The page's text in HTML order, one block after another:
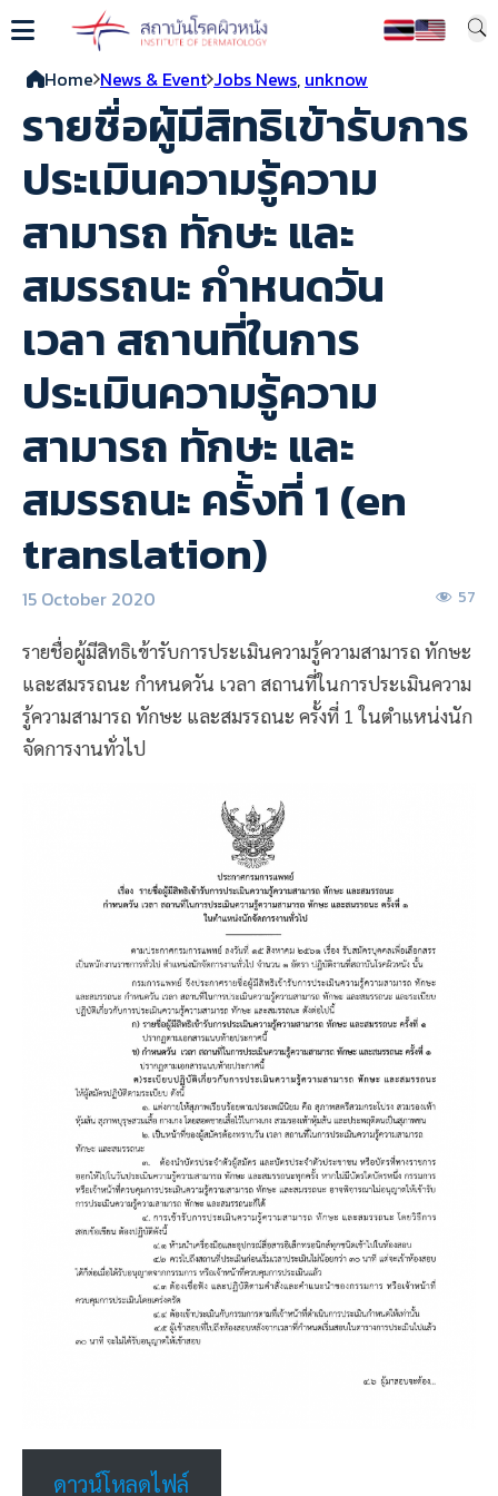
Home News & Event Jobs News, unknow
รายชื่อผู้มีสิทธิเข้ารับการ
ประเมินความรู้ความ
สามารถ ทักษะ และ
สมรรถนะ กำหนดวัน
เวลา สถานที่ในการ
ประเมินความรู้ความ
สามารถ ทักษะ และ
สมรรถนะ ครั้งที่ 1 (en
translation)
15 October 2020 57
รายชื่อผู้มีสิทธิเข้ารับการประเมินความรู้ความสามารถ ทักษะ
และสมรรถนะ กำหนดวัน เวลา สถานที่ในการประเมินความ
รู้ความสามารถ ทักษะ และสมรรถนะ ครั้งที่ 1 ในตำแหน่งนัก
จัดการงานทั่วไป
ดาวน์โหลดไฟล์